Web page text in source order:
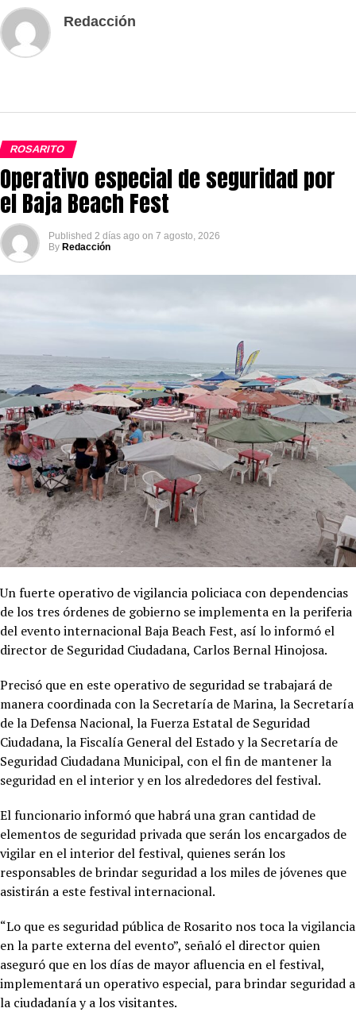
Redacción
ROSARITO
Operativo especial de seguridad por
el Baja Beach Fest
Published 2 días ago on 7 agosto, 2026
By Redacción
Un fuerte operativo de vigilancia policiaca con dependencias
de los tres órdenes de gobierno se implementa en la periferia
del evento internacional Baja Beach Fest, así lo informó el
director de Seguridad Ciudadana, Carlos Bernal Hinojosa.
Precisó que en este operativo de seguridad se trabajará de
manera coordinada con la Secretaría de Marina, la Secretaría
de la Defensa Nacional, la Fuerza Estatal de Seguridad
Ciudadana, la Fiscalía General del Estado y la Secretaría de
Seguridad Ciudadana Municipal, con el fin de mantener la
seguridad en el interior y en los alrededores del festival.
El funcionario informó que habrá una gran cantidad de
elementos de seguridad privada que serán los encargados de
vigilar en el interior del festival, quienes serán los
responsables de brindar seguridad a los miles de jóvenes que
asistirán a este festival internacional.
“Lo que es seguridad pública de Rosarito nos toca la vigilancia
en la parte externa del evento”, señaló el director quien
aseguró que en los días de mayor afluencia en el festival,
implementará un operativo especial, para brindar seguridad a
la ciudadanía y a los visitantes.